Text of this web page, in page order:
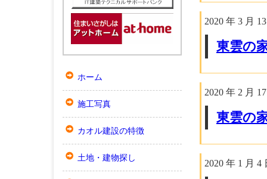
2020 年 3 月
東雲の
2020 年 2 月
東雲の
2020 年 1 月 4
ホーム
施工写真
カオル建設の特徴
土地・建物探し